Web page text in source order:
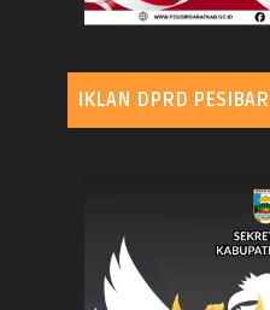
IKLAN DPRD PESIBAR